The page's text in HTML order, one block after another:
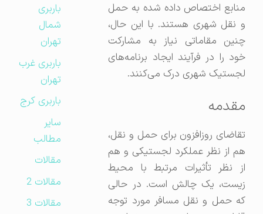
منابع اختصاص داده شده به حمل
و نقل شهری هستند. با این حال،
چنین مقاماتی نیاز به مشارکت
خود را در فرآیند ایجاد برنامه‌های
لجستیک شهری درک می‌کنند.
مقدمه
تقاضای روزافزون برای حمل و نقل،
هم از نظر عملکرد لجستیکی و هم
از نظر تأثیرات مرتبط با محیط
زیست، یک چالش است. در حالی
که حمل و نقل مسافر مورد توجه
باربری
شمال
تهران
باربری غرب
تهران
باربری کرج
مطالب
مقالات
مقالات 2
مقالات 3